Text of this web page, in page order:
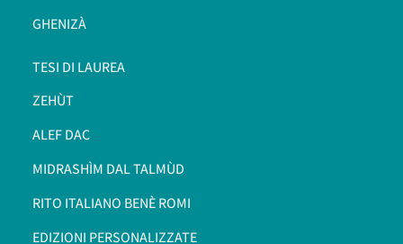
GHENIZÀ
TESI DI LAUREA
ZEHÙT
ALEF DAC
MIDRASHÌM DAL TALMÙD
RITO ITALIANO BENÈ ROMI​
EDIZIONI PERSONALIZZATE